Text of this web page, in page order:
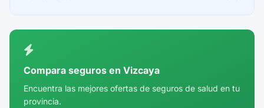
Córdoba
Cuenca
Girona
Compara seguros en Vizcaya
Encuentra las mejores ofertas de seguros de salud en tu
provincia.